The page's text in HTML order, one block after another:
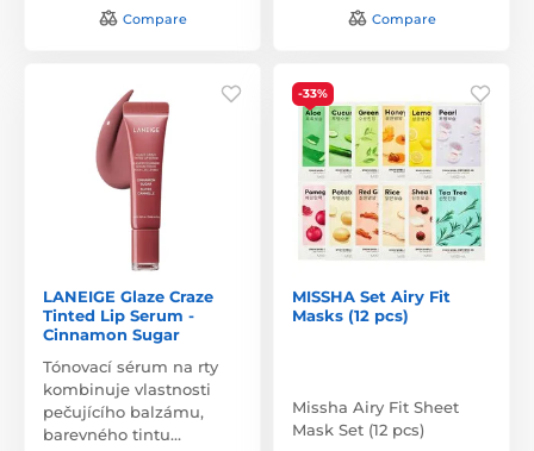
Compare Compare
LANEIGE Glaze Craze
Tinted Lip Serum -
Cinnamon Sugar
Tónovací sérum na rty
kombinuje vlastnosti
pečujícího balzámu,
barevného tintu…
-33%
MISSHA Set Airy Fit
Masks (12 pcs)
Missha Airy Fit Sheet
Mask Set (12 pcs)